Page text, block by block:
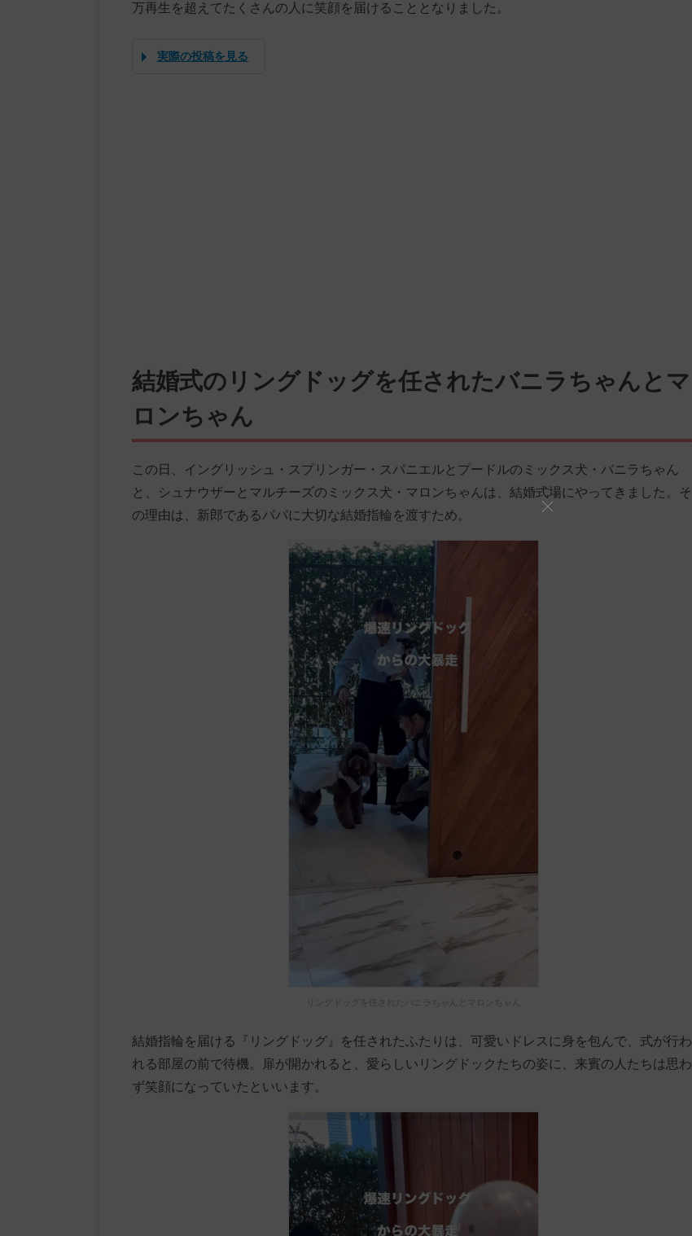
万再生を超えてたくさんの人に笑顔を届けることとなりました。
実際の投稿を見る
結婚式のリングドッグを任されたバニラちゃんとマ
ロンちゃん
この日、イングリッシュ・スプリンガー・スパニエルとプードルのミックス犬・バニラちゃん
と、シュナウザーとマルチーズのミックス犬・マロンちゃんは、結婚式場にやってきました。そ
の理由は、新郎であるパパに大切な結婚指輪を渡すため。
リングドッグを任されたバニラちゃんとマロンちゃん
結婚指輪を届ける『リングドッグ』を任されたふたりは、可愛いドレスに身を包んで、式が行わ
れる部屋の前で待機。扉が開かれると、愛らしいリングドックたちの姿に、来賓の人たちは思わ
ず笑顔になっていたといいます。